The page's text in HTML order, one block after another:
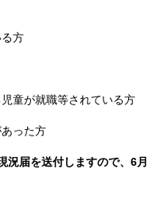
方
童が就職等されている方
った方
届を送付しますので、6月